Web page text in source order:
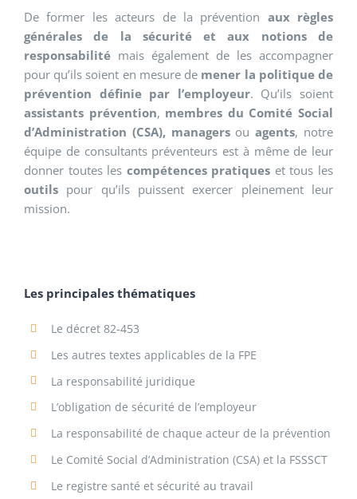
De former les acteurs de la prévention aux règles
générales de la sécurité et aux notions de
responsabilité mais également de les accompagner
pour qu’ils soient en mesure de mener la politique de
prévention définie par l’employeur. Qu’ils soient
assistants prévention, membres du Comité Social
d’Administration (CSA), managersouagents, notre
équipe de consultants préventeurs est à même de leur
donner toutes les compétences pratiques et tous les
outils pour qu’ils puissent exercer pleinement leur
mission.
Les principales thématiques
Le décret 82-453
Les autres textes applicables de la FPE
La responsabilité juridique
L’obligation de sécurité de l’employeur
La responsabilité de chaque acteur de la prévention
Le Comité Social d’Administration (CSA) et la FSSSCT
Le registre santé et sécurité au travail